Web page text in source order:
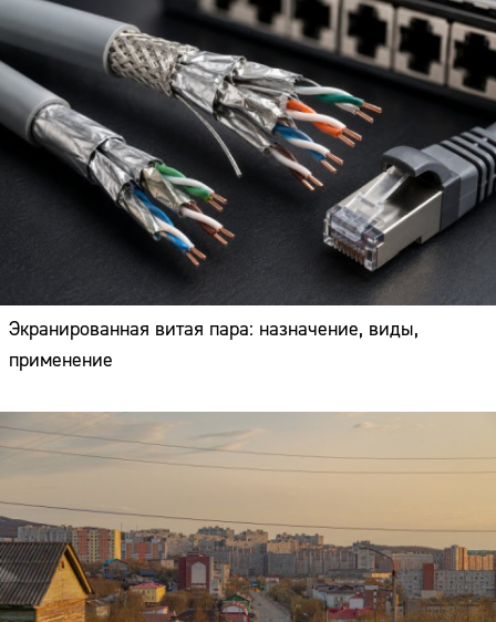
Экранированная витая пара: назначение, виды,
применение